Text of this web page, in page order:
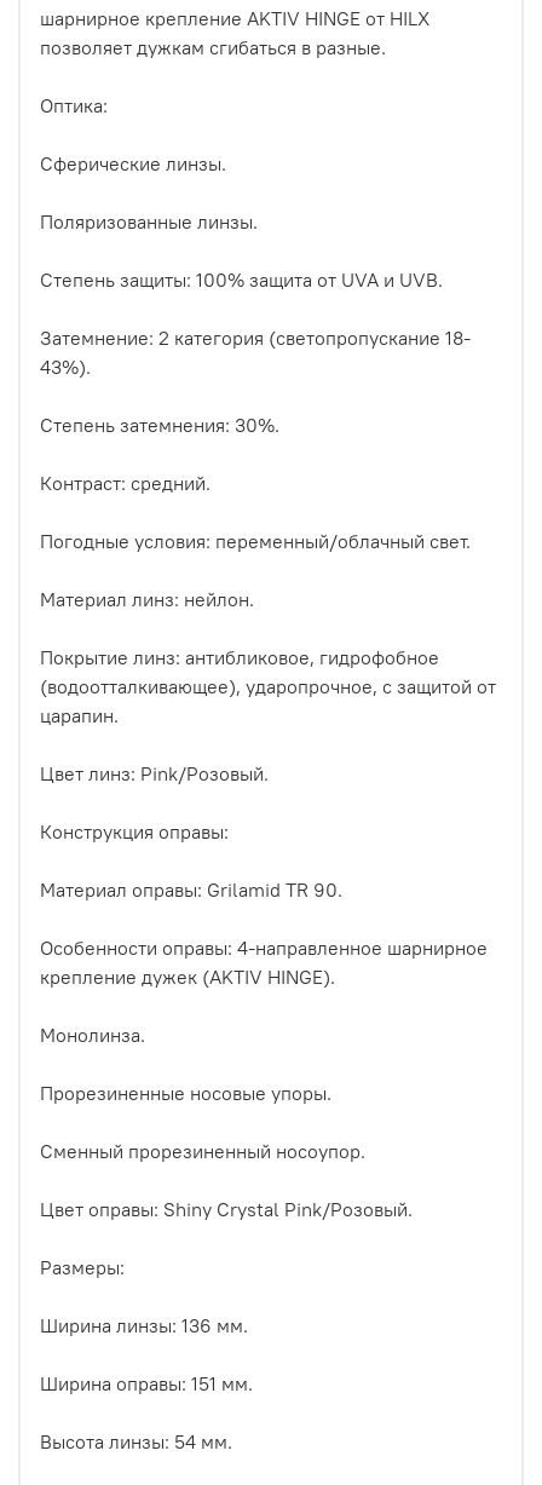
шарнирное крепление AKTIV HINGE от HILX
позволяет дужкам сгибаться в разные.
Оптика:
Сферические линзы.
Поляризованные линзы.
Степень защиты: 100% защита от UVA и UVB.
Затемнение: 2 категория (светопропускание 18-
43%).
Степень затемнения: 30%.
Контраст: средний.
Погодные условия: переменный/облачный свет.
Материал линз: нейлон.
Покрытие линз: антибликовое, гидрофобное
(водоотталкивающее), ударопрочное, с защитой от
царапин.
Цвет линз: Pink/Розовый.
Конструкция оправы:
Материал оправы: Grilamid TR 90.
Особенности оправы: 4-направленное шарнирное
крепление дужек (AKTIV HINGE).
Монолинза.
Прорезиненные носовые упоры.
Сменный прорезиненный носоупор.
Цвет оправы: Shiny Crystal Pink/Розовый.
Размеры:
Ширина линзы: 136 мм.
Ширина оправы: 151 мм.
Высота линзы: 54 мм.